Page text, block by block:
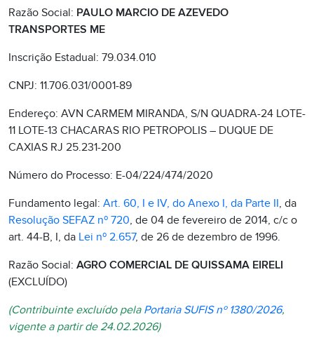
Razão Social: PAULO MARCIO DE AZEVEDO
TRANSPORTES ME
Inscrição Estadual: 79.034.010
CNPJ: 11.706.031/0001-89
Endereço: AVN CARMEM MIRANDA, S/N QUADRA-24 LOTE-
11 LOTE-13 CHACARAS RIO PETROPOLIS – DUQUE DE
CAXIAS RJ 25.231-200
Número do Processo: E-04/224/474/2020
Fundamento legal: Art. 60, I e IV, do Anexo I, da Parte II, da
Resolução SEFAZ nº 720, de 04 de fevereiro de 2014, c/c o
art. 44-B, I, da Lei nº 2.657, de 26 de dezembro de 1996.
Razão Social: AGRO COMERCIAL DE QUISSAMA EIRELI
(EXCLUÍDO)
(Contribuinte excluído pela Portaria SUFIS nº 1380/2026,
vigente a partir de 24.02.2026)